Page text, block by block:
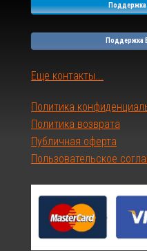
Поддержка
Поддержка
Еще контакты...
Политика
Политика возврата
Публичная оферта
Пользовательское